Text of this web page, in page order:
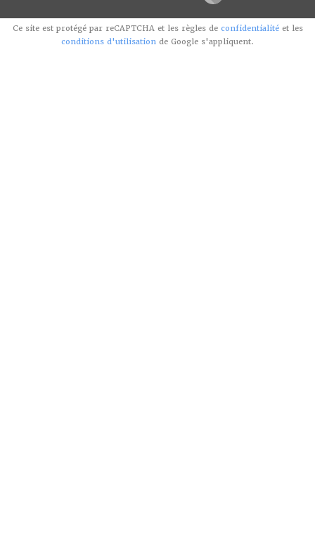
Ce site est protégé par reCAPTCHA et les règles de confidentialitéet les
conditions d'utilisation de Google s'appliquent.